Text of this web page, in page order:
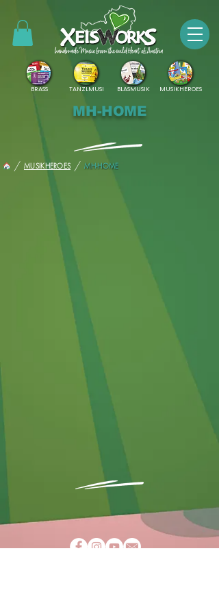
BRASS TANZLMUSI BLASMUSIK MUSIKHEROES
MH-HOME
/ MUSIKHEROES / MH-HOME